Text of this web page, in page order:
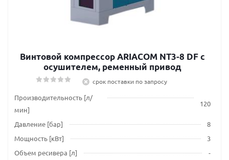
Винтовой компрессор ARIACOM NT3-8 DF c
осушителем, ременный привод
срок поставки по запросу
Производительность [л/
мин]
120
Давление [бар]
8
Мощность [кВт]
3
Объем ресивера [л]
-